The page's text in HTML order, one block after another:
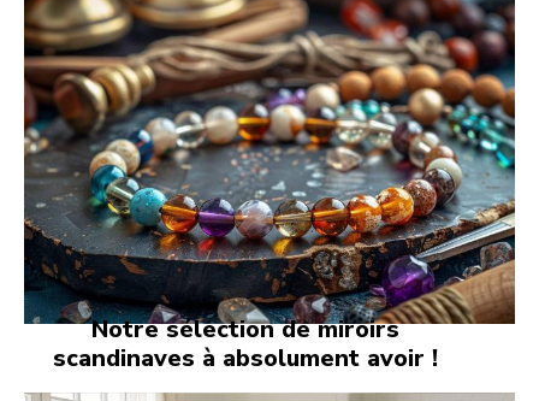
Notre sélection de miroirs
scandinaves à absolument avoir !